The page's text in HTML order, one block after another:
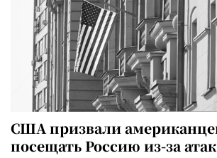
США призвали
посещать Россию из-за